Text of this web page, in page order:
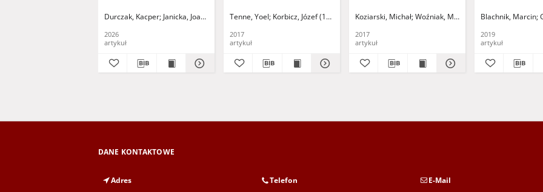
Durczak, Kacper Janicka, Joanna Błaszczak-Bąk, Wioleta Kuczyński, Tadeusz - red.
2026
artykuł
Tenne, Yoel Korbicz, Józef (1951- ) - red. Uciński, Dariusz - red.
2017
artykuł
Koziarski, Michał Woźniak, Michał Stefanowski, Jerzy -
2017
artykuł
Blachnik, Marcin
2019
artykuł
DANE KONTAKTOWE
Adres Telefon E-Mail